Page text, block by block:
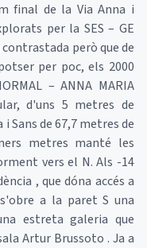
final de la Via Anna i
per la SES – GE
però que de
per poc, els 2000
– ANNA MARIA
d'uns 5 metres de
Sans de 67,7 metres de
metres manté les
vers el N. Als -14
, que dóna accés a
a la paret S una
estreta galeria que
Artur Brussoto . Ja a